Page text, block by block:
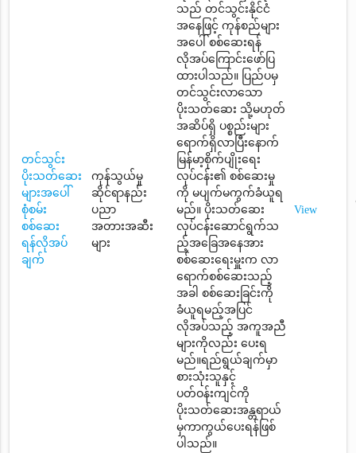
တင်သွင်း
ပိုးသတ်ဆေး
များအပေါ်
စုံစမ်း
စစ်ဆေး
ရန်လိုအပ်
ချက်
ကုန်သွယ်မှု
ဆိုင်ရာနည်း
ပညာ
အတားအဆီး
များ
သည် တင်သွင်းနိုင်ငံ
အနေဖြင့် ကုန်စည်များ
အပေါ် စစ်ဆေးရန်
လိုအပ်ကြောင်းဖော်ပြ
ထားပါသည်။ ပြည်ပမှ
တင်သွင်းလာသော
ပိုးသတ်ဆေး သို့မဟုတ်
အဆိပ်ရှိ ပစ္စည်းများ
ရောက်ရှိလာပြီးနောက်
မြန်မာ့စိုက်ပျိုးရေး
လုပ်ငန်း၏ စစ်ဆေးမှု
ကို မပျက်မကွက်ခံယူရ
မည်။ ပိုးသတ်ဆေး
လုပ်ငန်းဆောင်ရွက်သ
ည့်အခြေအနေအား
စစ်ဆေးရေးမှူးက လာ
ရောက်စစ်ဆေးသည့်
အခါ စစ်ဆေးခြင်းကို
ခံယူရမည့်အပြင်
လိုအပ်သည့် အကူအညီ
များကိုလည်း ပေးရ
မည်။ရည်ရွယ်ချက်မှာ
စားသုံးသူနှင့်
ပတ်ဝန်းကျင်ကို
ပိုးသတ်ဆေးအန္တရာယ်
မှကာကွယ်ပေးရန်ဖြစ်
ပါသည်။
View